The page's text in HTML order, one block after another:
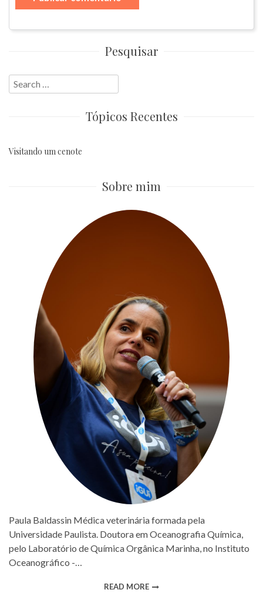
Pesquisar
Search
for:
Tópicos Recentes
Visitando um cenote
Sobre mim
Paula Baldassin Médica veterinária formada pela
Universidade Paulista. Doutora em Oceanografia Química,
pelo Laboratório de Química Orgânica Marinha, no Instituto
Oceanográfico -…
READ MORE